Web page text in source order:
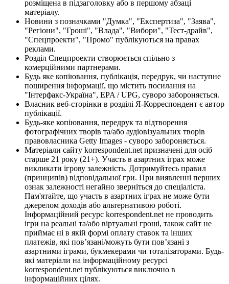
розміщена в підзаголовку або в першому абзаці
матеріалу.
Новини з позначками "Думка", "Експертиза", "Заява",
"Регіони", "Гроші", "Влада", "Вибори", "Тест-драйв",
"Спецпроекти", "Промо" публікуються на правах
реклами.
Розділ Спецпроекти створюється спільно з
комерційними партнерами.
Будь яке копіювання, публікація, передрук, чи наступне
поширення інформації, що містить посилання на
"Інтерфакс-Україна", EPA / UPG, суворо забороняється.
Власник веб-сторінки в розділі Я-Корреспондент є автор
публікації.
Будь-яке копіювання, передрук та відтворення
фотографічних творів та/або аудіовізуальних творів
правовласника Getty Images - суворо забороняється.
Матеріали сайту korrespondent.net призначені для осіб
старше 21 року (21+). Участь в азартних іграх може
викликати ігрову залежність. Дотримуйтесь правил
(принципів) відповідальної гри. При виявленні перших
ознак залежності негайно зверніться до спеціаліста.
Пам'ятайте, що участь в азартних іграх не може бути
джерелом доходів або альтернативою роботі.
Інформаційний ресурс korrespondent.net не проводить
ігри на реальні та/або віртуальні гроші, також сайт не
приймає ні в якій формі оплату ставок та інших
платежів, які пов’язані/можуть бути пов’язані з
азартними іграми, букмекерами чи тоталізаторами. Будь-
які матеріали на інформаційному ресурсі
korrespondent.net публікуються виключно в
інформаційних цілях.